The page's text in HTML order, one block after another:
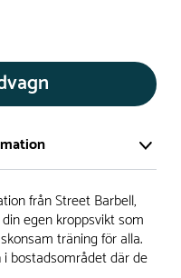
efter beställning.
inte ska få en produkt
tid och därför förkortat
från Street Barbell,
egen kroppsvikt som
träning för alla.
bostadsområdet där de